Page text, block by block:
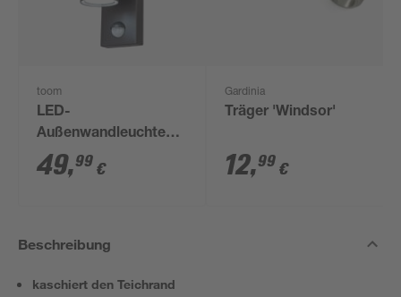
toom
LED-
Außenwandleuchte
'Delhi' mit
Bewegungssensor
cm
49,99 €
Gardinia
Träger 'Windsor'
12,99 €
Beschreibung
kaschiert den Teichrand